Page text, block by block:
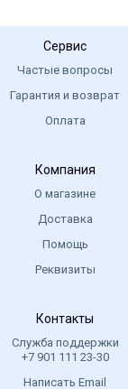
Сервис
Частые вопросы
Гарантия и возврат
Оплата
Компания
О магазине
Доставка
Помощь
Реквизиты
Контакты
Служба поддержки
+7 901 111 23-30
Написать Email